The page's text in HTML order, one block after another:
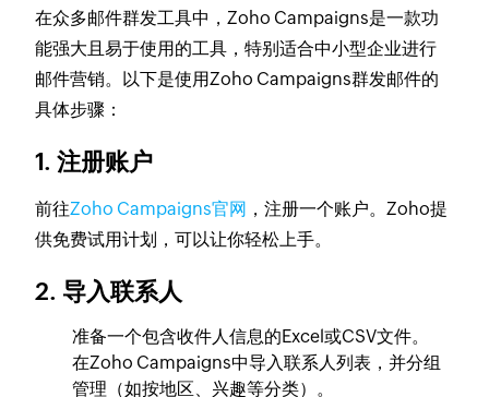
在众多邮件群发工具中，Zoho Campaigns是一款功
能强大且易于使用的工具，特别适合中小型企业进行
邮件营销。以下是使用Zoho Campaigns群发邮件的
具体步骤：
1.注册账户
前往Zoho Campaigns官网 ，注册一个账户。Zoho提
供免费试用计划，可以让你轻松上手。
2. 导入联系人
准备一个包含收件人信息的Excel或CSV文件。
在Zoho Campaigns中导入联系人列表，并分组
管理（如按地区、兴趣等分类）。